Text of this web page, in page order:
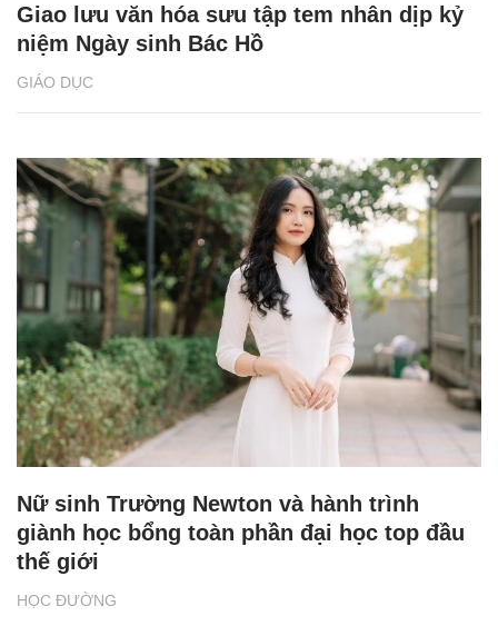
GIÁO DỤC
Giao lưu văn hóa sưu tập tem nhân dịp kỷ
niệm Ngày sinh Bác Hồ
HỌC ĐƯỜNG
Nữ sinh Trường Newton và hành trình
giành học bổng toàn phần đại học top đầu
thế giới